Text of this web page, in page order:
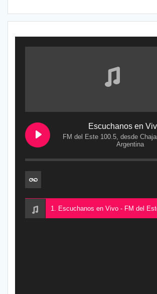
Escuchanos en
FM del Este 100.5, desde
Argentina